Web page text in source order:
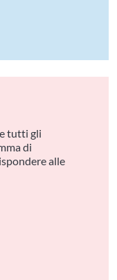
tutti gli
di
alle